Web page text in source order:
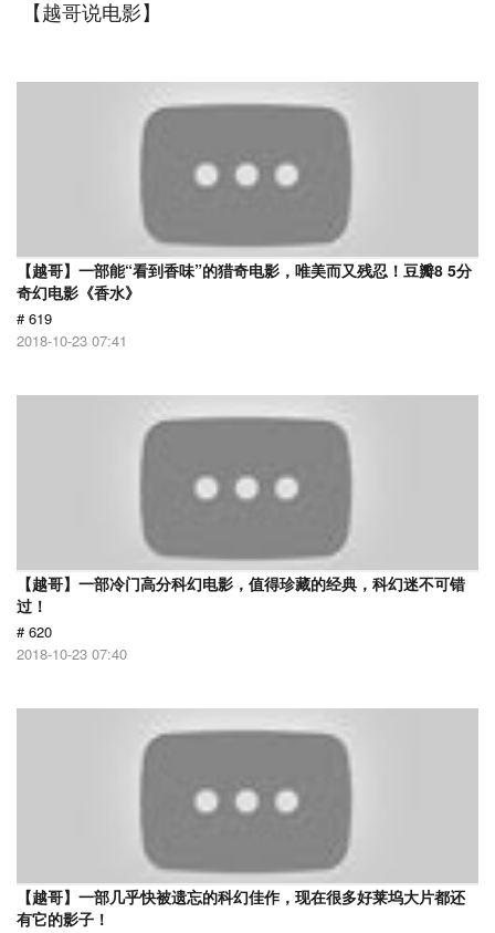
【越哥说电影】
【越哥】一部能“看到香味”的猎奇电影，唯美而又残忍！豆瓣8 5分
奇幻电影《香水》
# 619
2018-10-23 07:41
【越哥】一部冷门高分科幻电影，值得珍藏的经典，科幻迷不可错
过！
# 620
2018-10-23 07:40
【越哥】一部几乎快被遗忘的科幻佳作，现在很多好莱坞大片都还
有它的影子！